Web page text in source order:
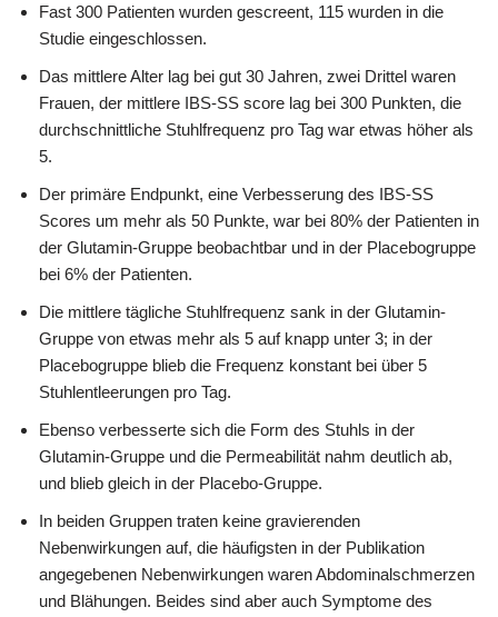
Fast 300 Patienten wurden gescreent, 115 wurden in die
Studie eingeschlossen.
Das mittlere Alter lag bei gut 30 Jahren, zwei Drittel waren
Frauen, der mittlere IBS-SS score lag bei 300 Punkten, die
durchschnittliche Stuhlfrequenz pro Tag war etwas höher als
5.
Der primäre Endpunkt, eine Verbesserung des IBS-SS
Scores um mehr als 50 Punkte, war bei 80% der Patienten in
der Glutamin-Gruppe beobachtbar und in der Placebogruppe
bei 6% der Patienten.
Die mittlere tägliche Stuhlfrequenz sank in der Glutamin-
Gruppe von etwas mehr als 5 auf knapp unter 3; in der
Placebogruppe blieb die Frequenz konstant bei über 5
Stuhlentleerungen pro Tag.
Ebenso verbesserte sich die Form des Stuhls in der
Glutamin-Gruppe und die Permeabilität nahm deutlich ab,
und blieb gleich in der Placebo-Gruppe.
In beiden Gruppen traten keine gravierenden
Nebenwirkungen auf, die häufigsten in der Publikation
angegebenen Nebenwirkungen waren Abdominalschmerzen
und Blähungen. Beides sind aber auch Symptome des